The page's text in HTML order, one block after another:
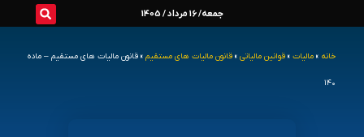
جمعه/ 16 مرداد / 1405
خانه » مالیات » قوانین مالیاتی » قانون مالیات های مستقیم » قانون مالیات های مستقیم – ماده
۱۴۰